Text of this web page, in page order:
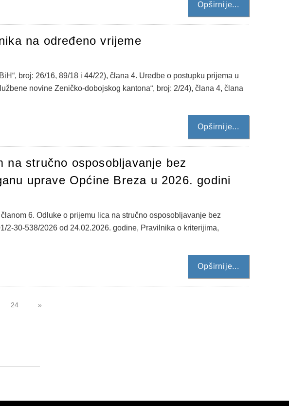
Opširnije...
na određeno vrijeme
broj: 26/16, 89/18 i 44/22), člana 4. Uredbe o postupku prijema u
novine Zeničko-dobojskog kantona“, broj: 2/24), člana 4, člana
Opširnije...
stručno osposobljavanje bez
uprave Općine Breza u 2026. godini
6. Odluke o prijemu lica na stručno osposobljavanje bez
2-30-538/2026 od 24.02.2026. godine, Pravilnika o kriterijima,
Opširnije...
24